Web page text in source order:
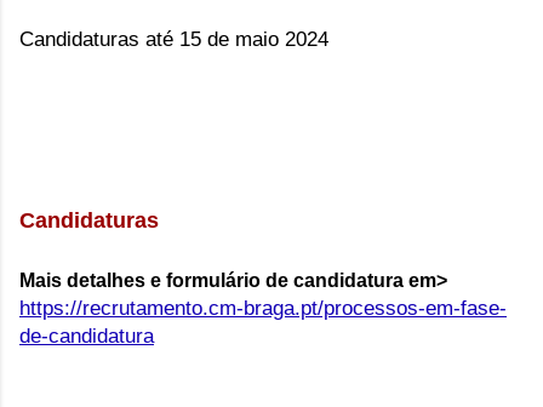
Candidaturas até 15 de maio 2024
Candidaturas
Mais detalhes e formulário de candidatura em>
https://recrutamento.cm-braga.pt/processos-em-fase-
de-candidatura